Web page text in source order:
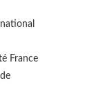
France